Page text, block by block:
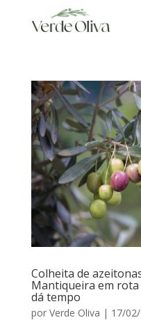
Colheita de
Mantiqueira em
dá tempo
por Verde Oliva | 17/